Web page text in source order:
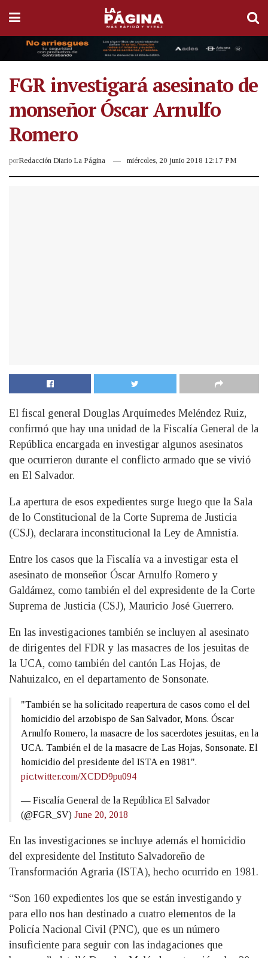
FGR investigará asesinato de
monseñor Óscar Arnulfo
Romero
porRedacción Diario La Página miércoles, 20 junio 2018 12:17 PM
El fiscal general Douglas Arquímedes Meléndez Ruiz,
confirmó que hay una unidad de la Fiscalía General de la
República encargada en investigar algunos asesinatos
que ocurrieron durante el conflicto armado que se vivió
en El Salvador.
La apertura de esos expedientes surge luego que la Sala
de lo Constitucional de la Corte Suprema de Justicia
(CSJ), declarara inconstitucional la Ley de Amnistía.
Entre los casos que la Fiscalía va a investigar esta el
asesinato de monseñor Óscar Arnulfo Romero y
Galdámez, como también el del expresidente de la Corte
Suprema de Justicia (CSJ), Mauricio José Guerrero.
En las investigaciones también se incluyen al asesinato
de dirigentes del FDR y las masacres de los jesuitas de
la UCA, como también del cantón Las Hojas, de
Nahuizalco, en el departamento de Sonsonate.
"También se ha solicitado reapertura de casos como el del
homicidio del arzobispo de San Salvador, Mons. Óscar
Arnulfo Romero, la masacre de los sacerdotes jesuitas, en la
UCA. También el de la masacre de Las Hojas, Sonsonate. El
homicidio del presidente del ISTA en 1981".
pic.twitter.com/XCDD9pu094
— Fiscalía General de la República El Salvador
(@FGR_SV) June 20, 2018
En las investigaciones se incluye además el homicidio
del expresidente del Instituto Salvadoreño de
Transformación Agraria (ISTA), hecho ocurrido en 1981.
“Son 160 expedientes los que se están investigando y
para ello nos han destinado a cuatro elementos de la
Policía Nacional Civil (PNC), que es un número
insuficiente para seguir con las indagaciones que